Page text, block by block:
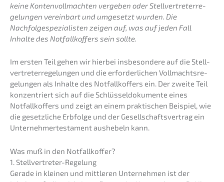
keine Konten­voll­mach­ten verge­ben oder Stell­ver­tre­ter­re­
ge­lun­gen verein­bart und umgesetzt wurden. Die
Nachfolge­spezialisten zeigen auf, was auf jeden Fall
Inhal­te des Notfall­kof­fers sein sollte.
Im ersten Teil gehen wir hierbei insbe­son­de­re auf die Stell­
ver­tre­ter­re­ge­lun­gen und die erfor­der­li­chen Vollmachts­re­
ge­lun­gen als Inhal­te des Notfall­kof­fers ein. Der zweite Teil
konzen­triert sich auf die Schlüs­sel­do­ku­men­te eines
Notfall­kof­fers und zeigt an einem prakti­schen Beispiel, wie
die gesetz­li­che Erbfol­ge und der Gesell­schafts­ver­trag ein
Unter­neh­mer­te­s­ta­ment aushe­beln kann.
Was muß in den Notfallkoffer?
1. Stell­ver­tre­ter-Regelung
Gerade in kleinen und mittle­ren Unter­neh­men ist der